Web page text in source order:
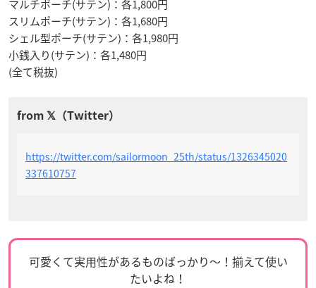
マルチポーチ(サテン)：各1,800円
スリムポーチ(サテン)：各1,680円
シェル型ポーチ(サテン)：各1,980円
小銭入り(サテン)：各1,480円
(全て税抜)
https://twitter.com/sailormoon_25th/status/1326345020
337610757
可愛くて実用性があるものばっかり〜！揃えて使い
たいよね！